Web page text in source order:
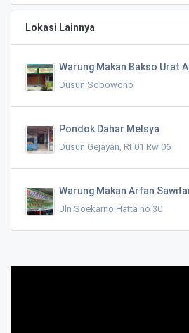
Lokasi Lainnya
Warung Makan Bakso Urat
Dusun Sobowono
Pondok Dahar Melsya
Dusun Gejayan, Rt 01 Rw 06
Warung Makan Arfan
Jln Soekarno Hatta no 30